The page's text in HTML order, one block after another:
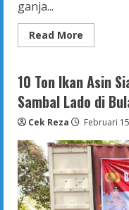
ganja...
Read More
more
Aceh
Tangkap
50Kg
Ganja
Bireuen,
Terduga
Pelaku
10 Ton Ikan Asin
Sambal Lado di
Cek Reza Februari